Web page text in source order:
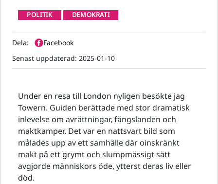
POLITIK DEMOKRATI
Dela:
Facebook
Senast uppdaterad: 2025-01-10
Under en resa till London nyligen besökte jag
Towern. Guiden berättade med stor dramatisk
inlevelse om avrättningar, fängslanden och
maktkamper. Det var en nattsvart bild som
målades upp av ett samhälle där oinskränkt
makt på ett grymt och slumpmässigt sätt
avgjorde människors öde, ytterst deras liv eller
död.